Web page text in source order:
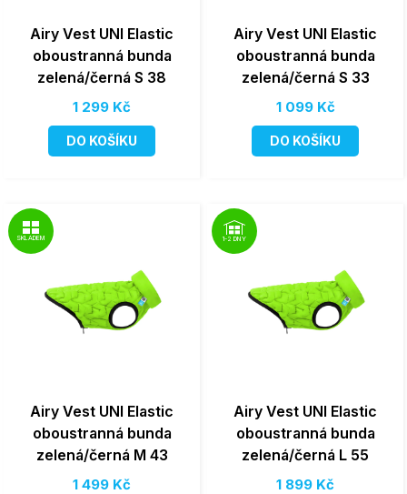
Airy Vest UNI Elastic
oboustranná bunda
zelená/černá S 38
1 299 Kč
DO KOŠÍKU
Airy Vest UNI Elastic
oboustranná bunda
zelená/černá S 33
1 099 Kč
DO KOŠÍKU
SKLADEM
Airy Vest UNI Elastic
oboustranná bunda
zelená/černá M 43
1 499 Kč
1-2 DNY
Airy Vest UNI Elastic
oboustranná bunda
zelená/černá L 55
1 899 Kč